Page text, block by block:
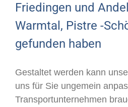
Friedingen und
Warmtal, Pistre -
gefunden haben
Gestaltet werden kann
uns für Sie ungemein
Transportunternehmen